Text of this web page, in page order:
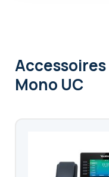
Accessoires
Mono UC